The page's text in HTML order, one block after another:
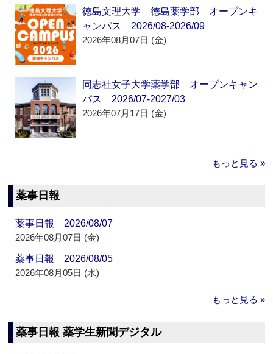
徳島文理大学 徳島薬学部 オープンキ
ャンパス 2026/08-2026/09
2026年08月07日 (金)
同志社女子大学薬学部 オープンキャン
パス 2026/07-2027/03
2026年07月17日 (金)
もっと見る »
薬事日報
薬事日報 2026/08/07
2026年08月07日 (金)
薬事日報 2026/08/05
2026年08月05日 (水)
もっと見る »
薬事日報 薬学生新聞デジタル